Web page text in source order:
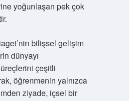
yoğunlaşan pek çok
bilişsel gelişim
dünyayı
çeşitli
öğrenmenin yalnızca
ziyade, içsel bir